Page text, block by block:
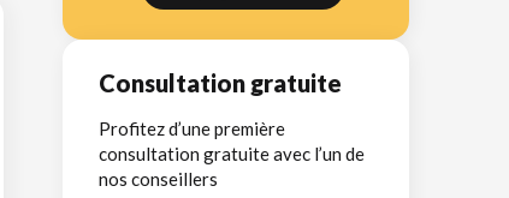
Consultation gratuite
Profitez d’une première
consultation gratuite avec l’un de
nos conseillers